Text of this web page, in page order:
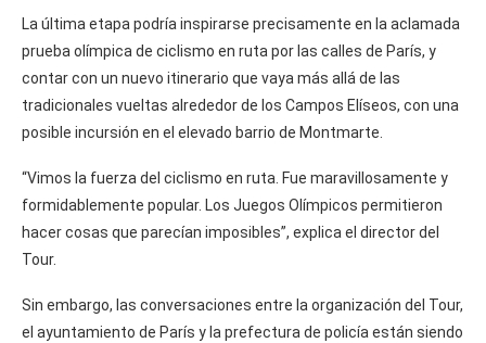
La última etapa podría inspirarse precisamente en la aclamada
prueba olímpica de ciclismo en ruta por las calles de París, y
contar con un nuevo itinerario que vaya más allá de las
tradicionales vueltas alrededor de los Campos Elíseos, con una
posible incursión en el elevado barrio de Montmarte.
“Vimos la fuerza del ciclismo en ruta. Fue maravillosamente y
formidablemente popular. Los Juegos Olímpicos permitieron
hacer cosas que parecían imposibles”, explica el director del
Tour.
Sin embargo, las conversaciones entre la organización del Tour,
el ayuntamiento de París y la prefectura de policía están siendo